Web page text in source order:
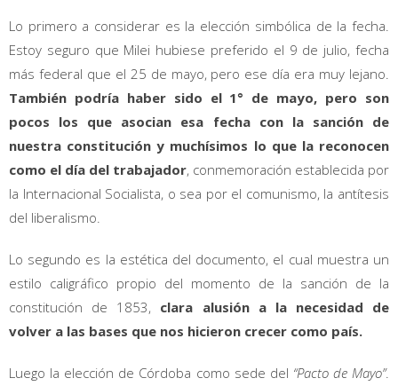
Lo primero a considerar es la elección simbólica de la fecha.
Estoy seguro que Milei hubiese preferido el 9 de julio, fecha
más federal que el 25 de mayo, pero ese día era muy lejano.
También podría haber sido el 1° de mayo, pero son
pocos los que asocian esa fecha con la sanción de
nuestra constitución y muchísimos lo que la reconocen
como el día del trabajador, conmemoración establecida por
la Internacional Socialista, o sea por el comunismo, la antítesis
del liberalismo.
Lo segundo es la estética del documento, el cual muestra un
estilo caligráfico propio del momento de la sanción de la
constitución de 1853, clara alusión a la necesidad de
volver a las bases que nos hicieron crecer como país.
Luego la elección de Córdoba como sede del “Pacto de Mayo”.